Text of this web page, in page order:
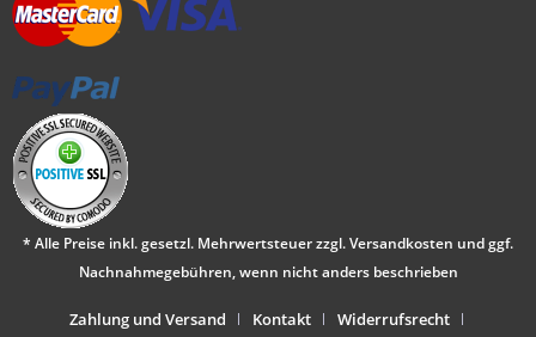
* Alle Preise inkl. gesetzl. Mehrwertsteuer zzgl.Versandkosten und ggf.
Nachnahmegebühren, wenn nicht anders beschrieben
Zahlung und Versand Kontakt Widerrufsrecht